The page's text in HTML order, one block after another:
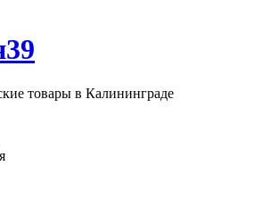
товары в Калининграде